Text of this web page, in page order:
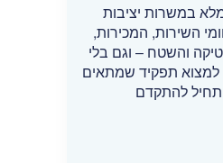
במשרות יציבות
השירות, המכירות,
והשטח – וגם בלי
למצוא תפקיד שמתאים
להתקדם